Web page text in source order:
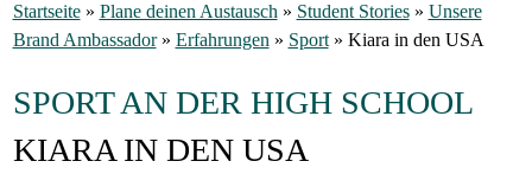
werden
Startseite» Plane deinen Austausch» Student Stories» Unsere
Brand Ambassador» Erfahrungen» Sport» Kiara in den USA
SPORT AN DER HIGH SCHOOL
KIARA IN DEN USA